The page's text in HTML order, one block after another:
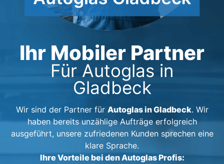
Ihr Mobiler Partner
Für Autoglas in
Gladbeck
Wir sind der Partner für Autoglas in Gladbeck. Wir
haben bereits unzählige Aufträge erfolgreich
ausgeführt, unsere zufriedenen Kunden sprechen eine
klare Sprache.
Ihre Vorteile bei den Autoglas Profis: